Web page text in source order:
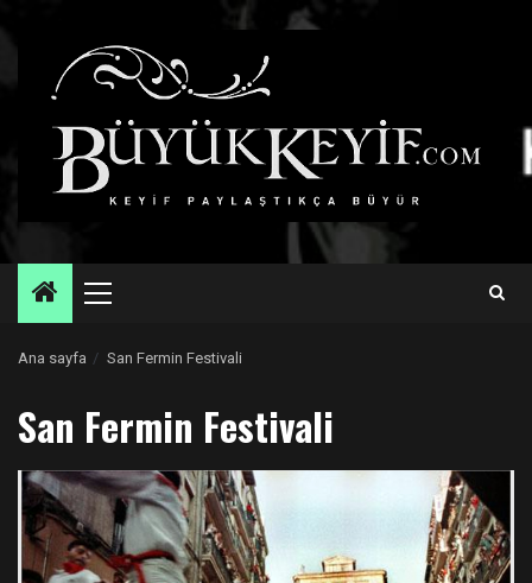
Primary
Ana sayfa San Fermin Festivali
San Fermin Festivali